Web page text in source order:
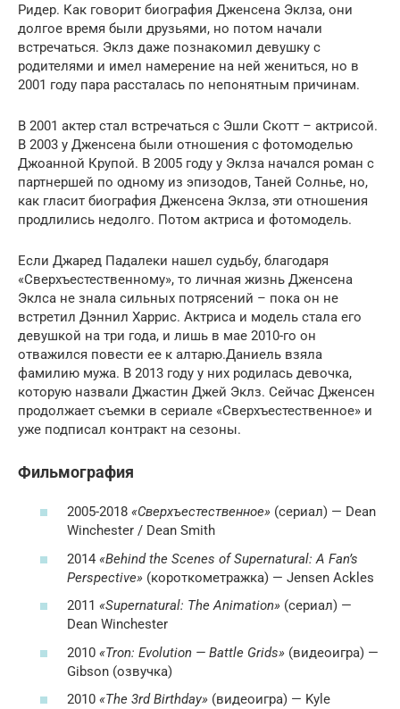
Ридер. Как говорит биография Дженсена Эклза, они
долгое время были друзьями, но потом начали
встречаться. Эклз даже познакомил девушку с
родителями и имел намерение на ней жениться, но в
2001 году пара рассталась по непонятным причинам.
В 2001 актер стал встречаться с Эшли Скотт – актрисой.
В 2003 у Дженсена были отношения с фотомоделью
Джоанной Крупой. В 2005 году у Эклза начался роман с
партнершей по одному из эпизодов, Таней Солнье, но,
как гласит биография Дженсена Эклза, эти отношения
продлились недолго. Потом актриса и фотомодель.
Если Джаред Падалеки нашел судьбу, благодаря
«Сверхъестественному», то личная жизнь Дженсена
Эклса не знала сильных потрясений – пока он не
встретил Дэннил Харрис. Актриса и модель стала его
девушкой на три года, и лишь в мае 2010-го он
отважился повести ее к алтарю.Даниель взяла
фамилию мужа. В 2013 году у них родилась девочка,
которую назвали Джастин Джей Эклз. Сейчас Дженсен
продолжает съемки в сериале «Сверхъестественное» и
уже подписал контракт на сезоны.
Фильмография
2005-2018 «Сверхъестественное» (сериал) — Dean
Winchester / Dean Smith
2014 «Behind the Scenes of Supernatural: A Fan’s
Perspective» (короткометражка) — Jensen Ackles
2011 «Supernatural: The Animation» (сериал) —
Dean Winchester
2010 «Tron: Evolution — Battle Grids» (видеоигра) —
Gibson (озвучка)
2010 «The 3rd Birthday» (видеоигра) — Kyle